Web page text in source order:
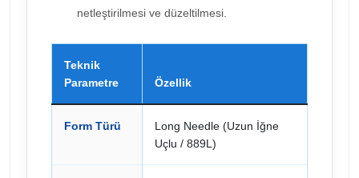
netleştirilmesi ve düzeltilmesi.
Teknik
Parametre
Özellik
Form Türü
Long Needle (Uzun İğne
Uçlu / 889L)